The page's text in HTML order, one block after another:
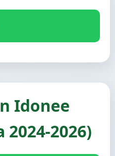
Idonee
2026)